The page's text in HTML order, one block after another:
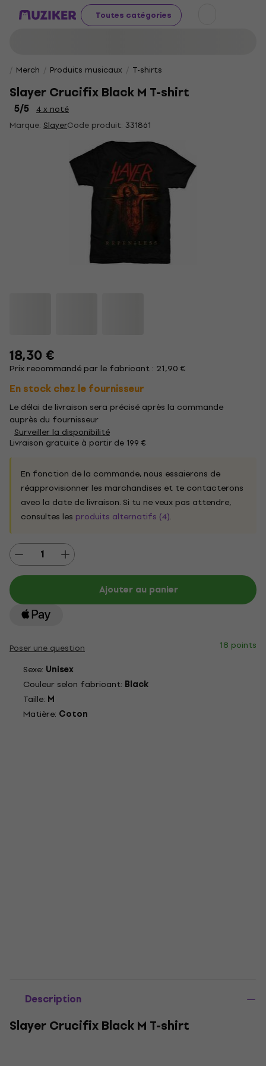
Toutes catégories
Merch Produits musicaux T-shirts
Slayer Crucifix Black M T-shirt
5/5 4 x noté
Marque: SlayerCode produit: 331861
18,30 €
Prix recommandé par le fabricant : 21,90 €
En stock chez le fournisseur
Le délai de livraison sera précisé après la commande
auprès du fournisseur
Surveiller la disponibilité
Livraison gratuite à partir de 199 €
En fonction de la commande, nous essaierons de
réapprovisionner les marchandises et te contacterons
avec la date de livraison. Si tu ne veux pas attendre,
consultes les produits alternatifs (4).
Ajouter au panier
Poser une question
18 points
Sexe: Unisex
Couleur selon fabricant: Black
Taille: M
Matière: Coton
Description
Slayer Crucifix Black M T-shirt